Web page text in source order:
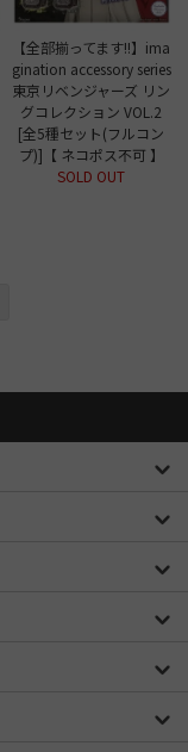
【全部揃ってます!!】ima
gination accessory series
東京リベンジャーズ リン
グコレクション VOL.2
[全5種セット(フルコン
プ)]【 ネコポス不可 】
SOLD OUT